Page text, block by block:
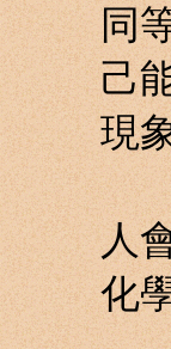
同
己
現
過
人
化